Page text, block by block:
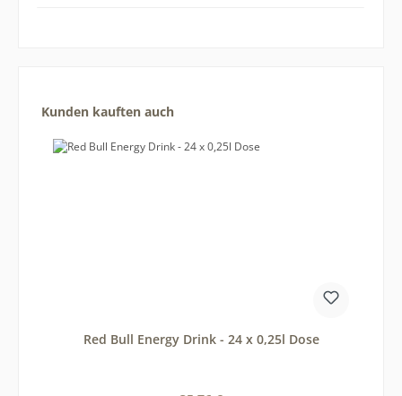
Produktgalerie überspringen
Kunden kauften auch
Red Bull Energy Drink - 24 x 0,25l Dose